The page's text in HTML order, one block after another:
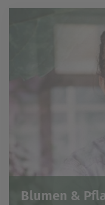
Blumen &